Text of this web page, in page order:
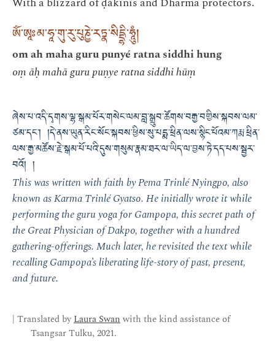
ཨོཾ་ཨཱཿམ་ཧཱ་གུ་རུ་པུཎྱེ་རཏྣ་སིདྡྷི་ཧཱུཾ།
om ah maha guru punyé ratna siddhi hung
oṃ āḥ mahā guru puṇye ratna siddhi hūṃ
ཞེས་པ་འདི་དྭགས་ལྷ་སྒམ་པོར་གསེང་ལམ་བླ་སྒྲུབ་ཚོགས་བརྒྱ་བགྱིས་སྐབས་ལམ་
ཙམ་དང་། །དེ་ནས་ཡུན་རིང་སོང་སྐབས་ཕྱིས་སུ་པདྨ་ཕྲིན་ལས་སྙིང་པོའམ་ཀརྨ་ཕྲིན་
ལས་རྒྱ་མཚོས་རྗེ་སྒམ་པོ་པའི་དུས་གསུམ་རྣམ་ཐར་ལ་ཡིད་ལ་བྱས་ཏེ་དད་པས་སྦྱར་
བའོ། །
This was written with faith by Pema Trinlé Nyingpo, also
known as Karma Trinlé Gyatso. He initially wrote it while
performing the guru yoga for Gampopa, this secret path of
the Great Physician of Dakpo, together with a hundred
gathering-offerings. Much later, he revisited the text while
recalling Gampopa’s liberating life-story of past, present,
and future.
| Translated byLaura Swan with the kind assistance of
Tsangsar Tulku, 2021.